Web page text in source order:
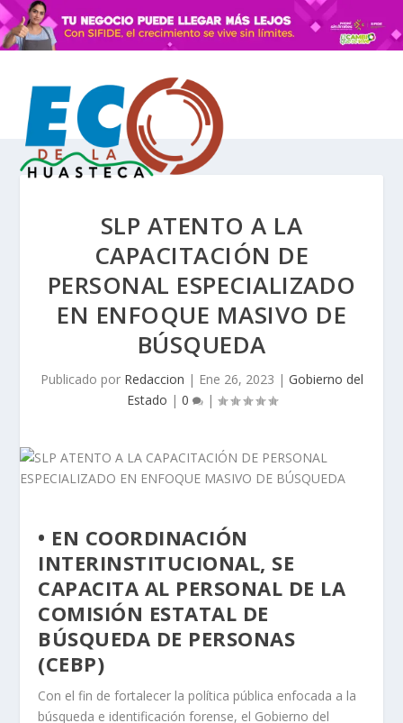
SLP ATENTO A LA
CAPACITACIÓN DE
PERSONAL ESPECIALIZADO
EN ENFOQUE MASIVO DE
BÚSQUEDA
Publicado por Redaccion | Ene 26, 2023 | Gobierno del
Estado | 0 |
• EN COORDINACIÓN
INTERINSTITUCIONAL, SE
CAPACITA AL PERSONAL DE LA
COMISIÓN ESTATAL DE
BÚSQUEDA DE PERSONAS
(CEBP)
Con el fin de fortalecer la política pública enfocada a la
búsqueda e identificación forense, el Gobierno del